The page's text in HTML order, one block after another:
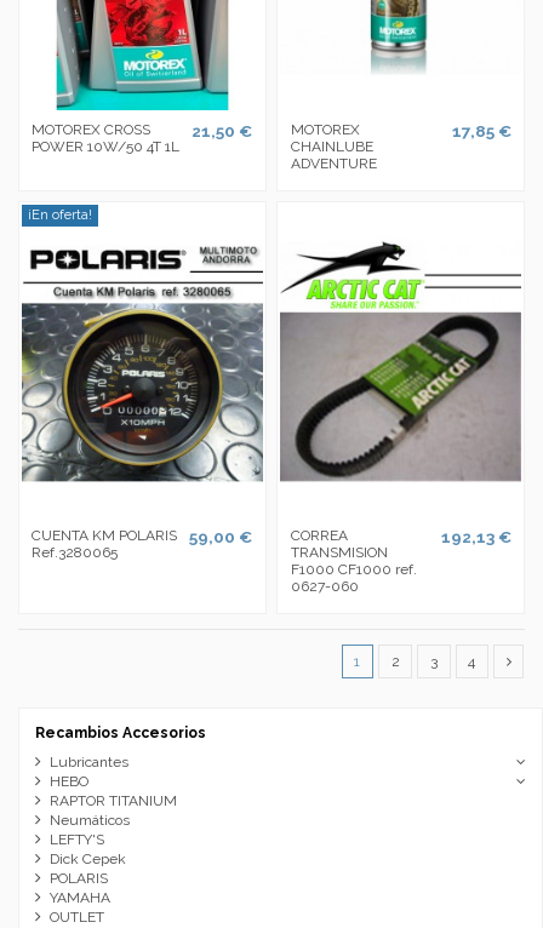
MOTOREX CROSS
POWER 10W/50 4T 1L
21,50 €
MOTOREX
CHAINLUBE
ADVENTURE
17,85 €
¡En oferta!
CUENTA KM POLARIS
Ref.3280065
59,00 €
CORREA
TRANSMISION
F1000 CF1000 ref.
0627-060
192,13 €
1 2 3 4
Recambios Accesorios
Lubricantes
HEBO
RAPTOR TITANIUM
Neumáticos
LEFTY'S
Dick Cepek
POLARIS
YAMAHA
OUTLET